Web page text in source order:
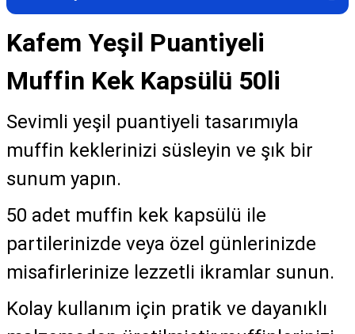
Kafem Yeşil Puantiyeli
Muffin Kek Kapsülü 50li
Sevimli yeşil puantiyeli tasarımıyla
muffin keklerinizi süsleyin ve şık bir
sunum yapın.
50 adet muffin kek kapsülü ile
partilerinizde veya özel günlerinizde
misafirlerinize lezzetli ikramlar sunun.
Kolay kullanım için pratik ve dayanıklı